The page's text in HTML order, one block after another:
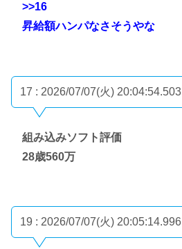
>>16
昇給額ハンパなさそうやな
17 : 2026/07/07(火) 20:04:54.503
組み込みソフト評価
28歳560万
19 : 2026/07/07(火) 20:05:14.996